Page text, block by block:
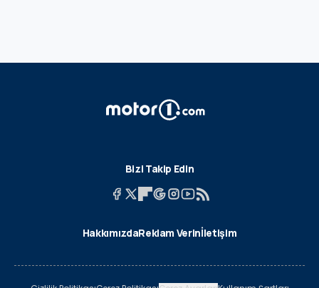
Bizi Takip Edin
HakkımızdaReklam Verinİletişim